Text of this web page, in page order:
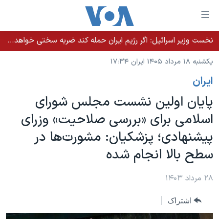
لینکهای
قابل
دسترسی
جهش
محتوای
اصلی
جهش
به
صفحه
اصلی
به
خانه
نسخه سبک وب‌سایت
موضوع ها
ایران
آمریکا
جهان
ورزشی
گزیده‌ها
برنامه های تلویزیونی
جدول برنامه ها
صفحه‌های ویژه
جام جهانی ۲۰۲۶
عملیات خشم حماسی
فرکانس‌های صدای آمریکا
پخش رادیویی
یادگیری زبان انگلیسی
نخست وزیر اسرائيل: اگر رژیم ایران حمله کند ضربه سختی خواهد خورد
یکشنبه ۱۸ مرداد ۱۴۰۵ ایران ۱۷:۳۴
ايران
پایان اولین نشست مجلس شورای
اسلامی برای «بررسی صلاحیت» وزرای
پیشنهادی؛ پزشکیان: مشورت‌ها در
سطح بالا انجام شده
۲۸ مرداد ۱۴۰۳
اشتراک